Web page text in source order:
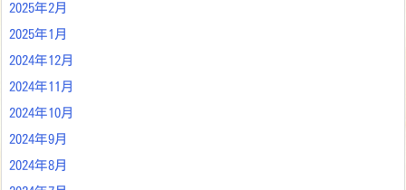
2025年2月
2025年1月
2024年12月
2024年11月
2024年10月
2024年9月
2024年8月